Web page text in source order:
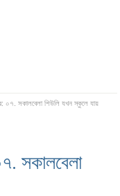
০৭. সকালবেলা শিউলি যখন স্কুলে যায়
সকালবেলা